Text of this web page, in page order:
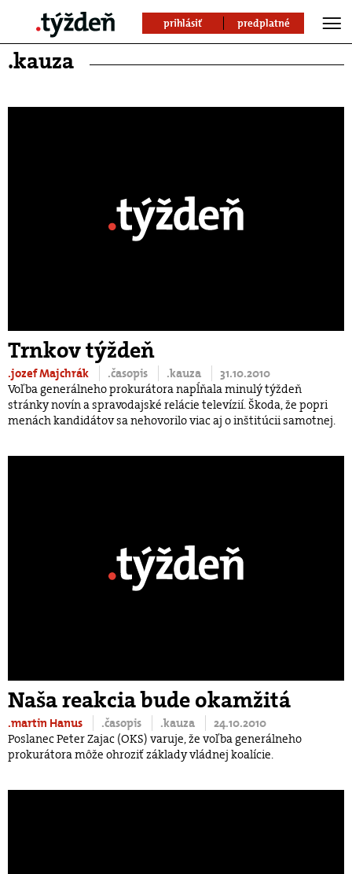
prihlásiť predplatné
.kauza
Trnkov týždeň
.jozef Majchrák .časopis .kauza
31.10.2010
Voľba generálneho prokurátora napĺňala minulý týždeň
stránky novín a spravodajské relácie televízií. Škoda, že popri
menách kandidátov sa nehovorilo viac aj o inštitúcii samotnej.
Naša reakcia bude okamžitá
.martin Hanus .časopis .kauza
24.10.2010
Poslanec Peter Zajac (OKS) varuje, že voľba generálneho
prokurátora môže ohroziť základy vládnej koalície.